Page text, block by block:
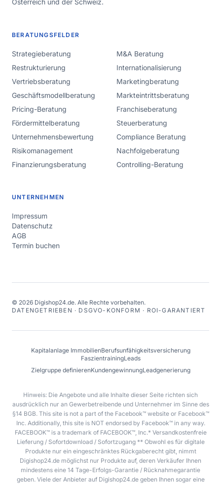
Österreich und der Schweiz.
BERATUNGSFELDER
Strategieberatung
M&A Beratung
Restrukturierung
Internationalisierung
Vertriebsberatung
Marketingberatung
Geschäftsmodellberatung
Markteintrittsberatung
Pricing-Beratung
Franchiseberatung
Fördermittelberatung
Steuerberatung
Unternehmensbewertung
Compliance Beratung
Risikomanagement
Nachfolgeberatung
Finanzierungsberatung
Controlling-Beratung
UNTERNEHMEN
Impressum
Datenschutz
AGB
Termin buchen
© 2026 Digishop24.de. Alle Rechte vorbehalten.
DATENGETRIEBEN · DSGVO-KONFORM · ROI-GARANTIERT
Kapitalanlage ImmobilienBerufsunfähigkeitsversicherung
FaszientrainingLeads
Zielgruppe definierenKundengewinnungLeadgenerierung
Hinweis: Die Angebote und alle Inhalte dieser Seite richten sich
ausdrücklich nur an Gewerbetreibende und Unternehmer im Sinne des
§14 BGB. This site is not a part of the Facebook™ website or Facebook™
Inc. Additionally, this site is NOT endorsed by Facebook™ in any way.
FACEBOOK™ is a trademark of FACEBOOK™, Inc.* Versandkostenfreie
Lieferung / Sofortdownload / Sofortzugang ** Obwohl es für digitale
Produkte nur ein eingeschränktes Rückgaberecht gibt, nimmt
Digishop24.de möglichst nur Produkte auf, deren Verkäufer Ihnen
mindestens eine 14 Tage-Erfolgs-Garantie / Rücknahmegarantie
geben. Viele der Anbieter auf Digishop24.de geben Ihnen sogar eine